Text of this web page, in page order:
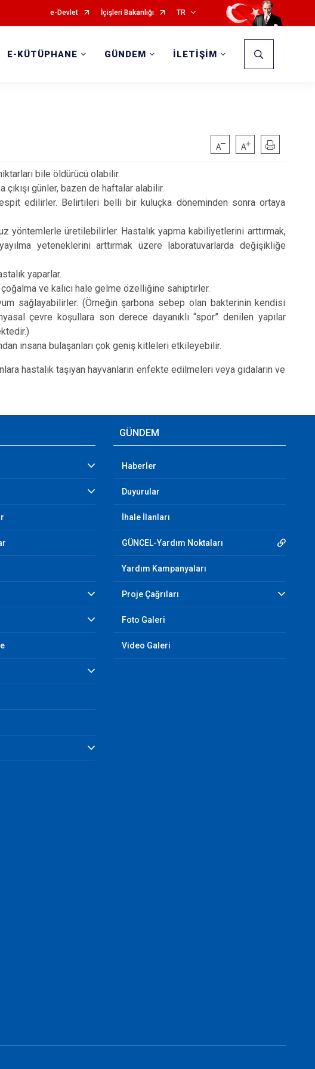
e-Devlet İçişleri Bakanlığı TR
E-KÜTÜPHANE GÜNDEM İLETİŞİM
bile öldürücü olabilir.
günler, bazen de haftalar alabilir.
edilirler. Belirtileri belli bir kuluçka döneminden sonra ortaya
yöntemlerle üretilebilirler. Hastalık yapma kabiliyetlerini arttırmak,
yeteneklerini arttırmak üzere laboratuvarlarda değişikliğe
yaparlar.
ve kalıcı hale gelme özelliğine sahiptirler.
sağlayabilirler. (Örneğin şarbona sebep olan bakterinin kendisi
çevre koşullara son derece dayanıklı “spor” denilen yapılar
insana bulaşanları çok geniş kitleleri etkileyebilir.
hastalık taşıyan hayvanların enfekte edilmeleri veya gıdaların ve
GÜNDEM
Haberler
Duyurular
İhale İlanları
GÜNCEL-Yardım Noktaları
Yardım Kampanyaları
Proje Çağrıları
Foto Galeri
Video Galeri